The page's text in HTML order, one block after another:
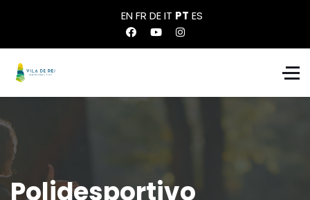
ENFR DEIT PT ES
Polidesportivo